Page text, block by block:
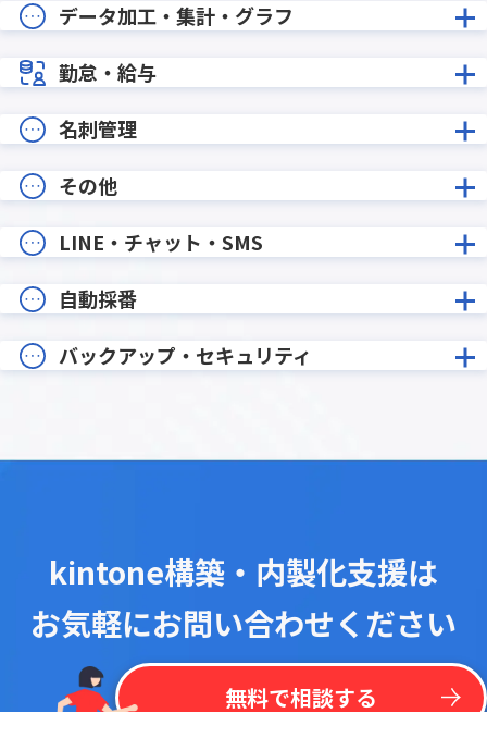
データ加工・集計・グラフ
勤怠・給与
名刺管理
その他
LINE・チャット・SMS
自動採番
バックアップ・セキュリティ
kintone構築・内製化支援は
お気軽にお問い合わせください
無料で相談する
無料
最新リス トを 一括 掲載！
kintone
プラグイン